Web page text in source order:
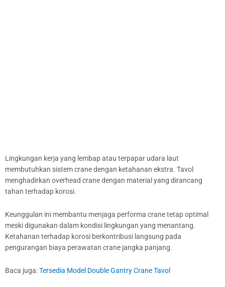
Lingkungan kerja yang lembap atau terpapar udara laut
membutuhkan sistem crane dengan ketahanan ekstra. Tavol
menghadirkan overhead crane dengan material yang dirancang
tahan terhadap korosi.
Keunggulan ini membantu menjaga performa crane tetap optimal
meski digunakan dalam kondisi lingkungan yang menantang.
Ketahanan terhadap korosi berkontribusi langsung pada
pengurangan biaya perawatan crane jangka panjang.
Baca juga:Tersedia Model Double Gantry Crane Tavol